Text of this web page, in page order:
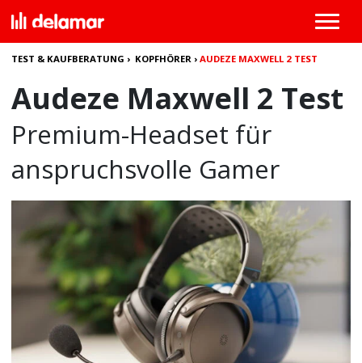
TEST & KAUFBERATUNG › KOPFHÖRER ›AUDEZE MAXWELL 2 TEST
Audeze Maxwell 2 Test
Premium-Headset für
anspruchsvolle Gamer